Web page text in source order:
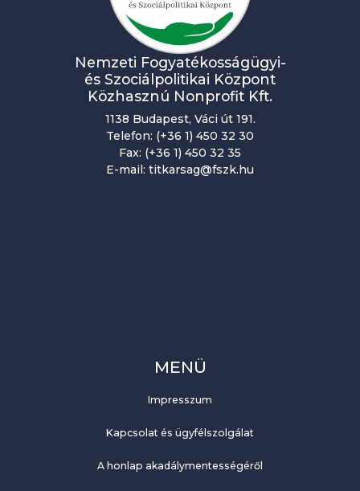
Nemzeti Fogyatékosságügyi-
és Szociálpolitikai Központ
Közhasznú Nonprofit Kft.
1138 Budapest, Váci út 191.
Telefon: (+36 1) 450 32 30
Fax: (+36 1) 450 32 35
E-mail: titkarsag@fszk.hu
MENÜ
Impresszum
Kapcsolat és ügyfélszolgálat
A honlap akadálymentességéről